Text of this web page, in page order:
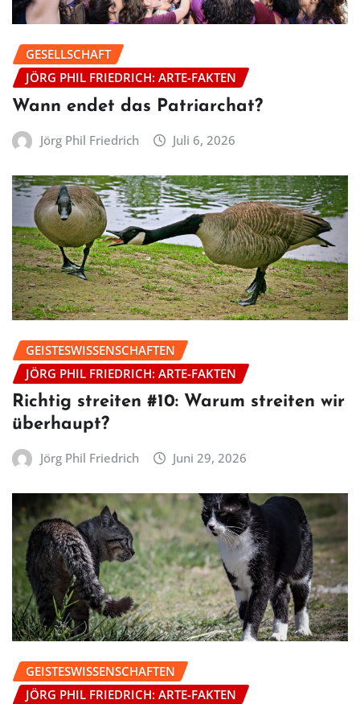
GESELLSCHAFT
JÖRG PHIL FRIEDRICH: ARTE-FAKTEN
Wann endet das Patriarchat?
Jörg Phil Friedrich Juli 6, 2026
GEISTESWISSENSCHAFTEN
JÖRG PHIL FRIEDRICH: ARTE-FAKTEN
Richtig streiten #10: Warum streiten wir
überhaupt?
Jörg Phil Friedrich Juni 29, 2026
GEISTESWISSENSCHAFTEN
JÖRG PHIL FRIEDRICH: ARTE-FAKTEN